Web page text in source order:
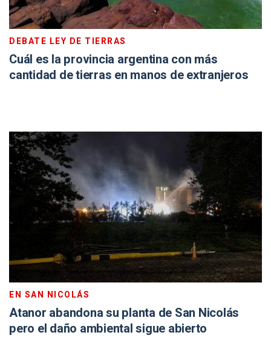
DEBATE LEY DE TIERRAS
Cuál es la provincia argentina con más
cantidad de tierras en manos de extranjeros
EN SAN NICOLÁS
Atanor abandona su planta de San Nicolás
pero el daño ambiental sigue abierto